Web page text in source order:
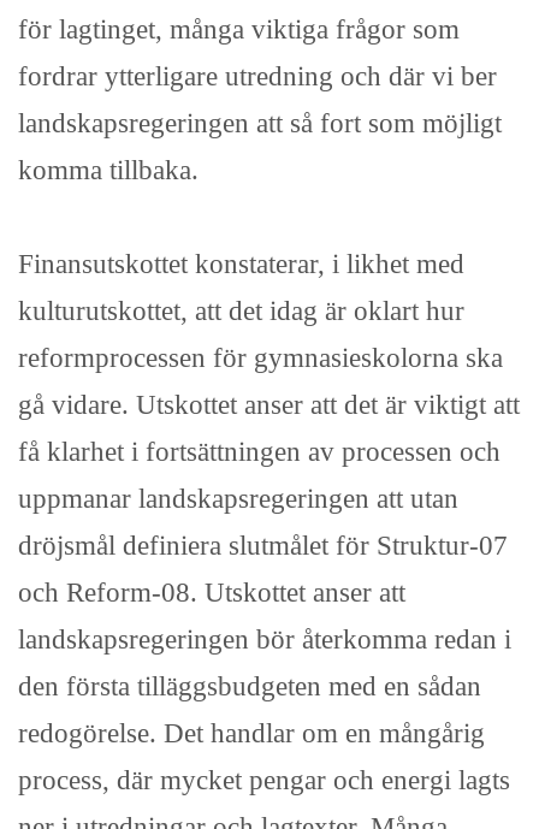
för lagtinget, många viktiga frågor som
fordrar ytterligare utredning och där vi ber
landskapsregeringen att så fort som möjligt
komma tillbaka.
Finansutskottet konstaterar, i likhet med
kulturutskottet, att det idag är oklart hur
reformprocessen för gymnasieskolorna ska
gå vidare. Utskottet anser att det är viktigt att
få klarhet i fortsättningen av processen och
uppmanar landskapsregeringen att utan
dröjsmål definiera slutmålet för Struktur-07
och Reform-08. Utskottet anser att
landskapsregeringen bör återkomma redan i
den första tilläggsbudgeten med en sådan
redogörelse. Det handlar om en mångårig
process, där mycket pengar och energi lagts